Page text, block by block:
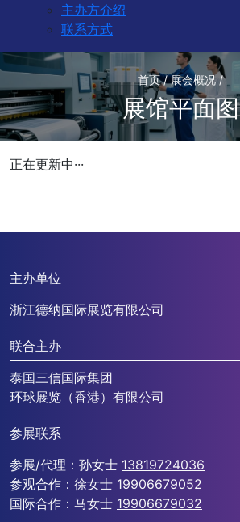
主办方介绍
联系方式
首页 / 展会概况 /
展馆平面图
正在更新中···
主办单位
浙江德纳国际展览有限公司
联合主办
泰国三信国际集团
环球展览（香港）有限公司
参展联系
参展/代理：孙女士 13819724036
参观合作：徐女士 19906679052
国际合作：马女士 19906679032